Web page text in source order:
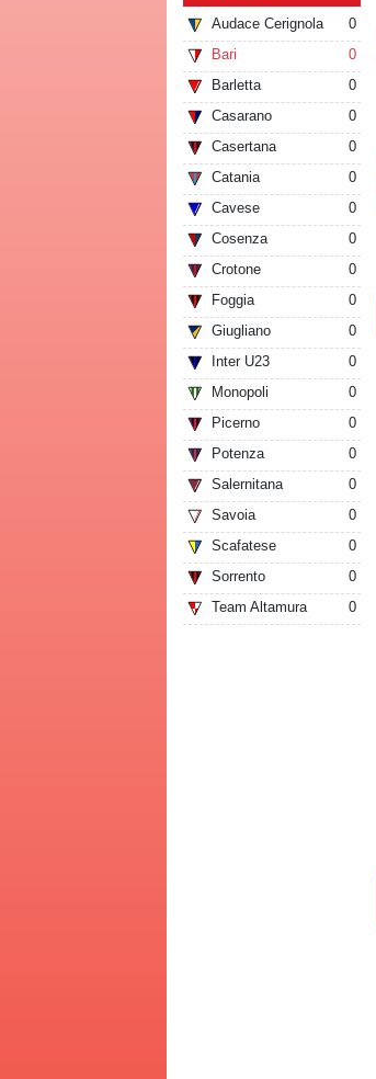
Audace Cerignola
0
Bari
0
Barletta
0
Casarano
0
Casertana
0
Catania
0
Cavese
0
Cosenza
0
Crotone
0
Foggia
0
Giugliano
0
Inter U23
0
Monopoli
0
Picerno
0
Potenza
0
Salernitana
0
Savoia
0
Scafatese
0
Sorrento
0
Team Altamura
0